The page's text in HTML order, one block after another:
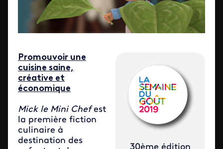
Promouvoir une
cuisine saine,
créative et
économique
Mick le Mini Chefest
la première fiction
culinaire à
destination des
30ème édition